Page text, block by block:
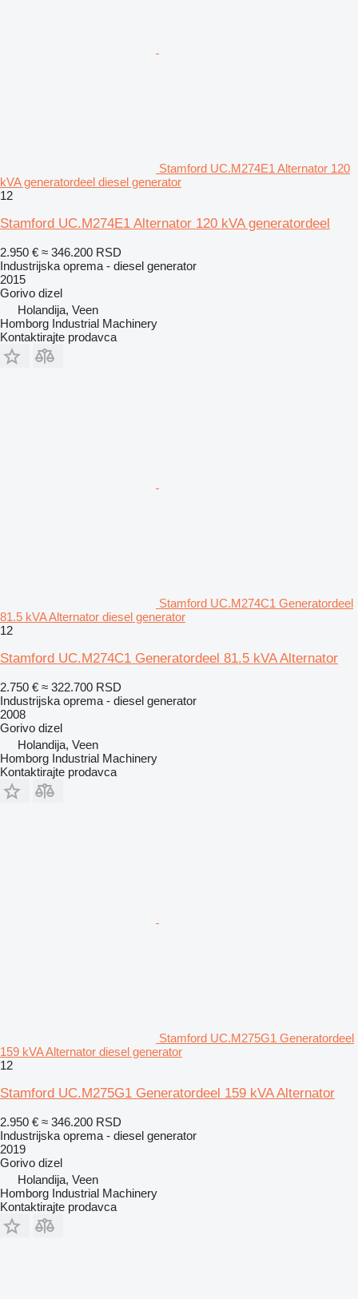
Stamford UC.M274E1 Alternator 120
kVA generatordeel diesel generator
12
Stamford UC.M274E1 Alternator 120 kVA generatordeel
2.950 € ≈ 346.200 RSD
Industrijska oprema - diesel generator
2015
Gorivo dizel
Holandija, Veen
Homborg Industrial Machinery
Kontaktirajte prodavca
Stamford UC.M274C1 Generatordeel
81.5 kVA Alternator diesel generator
12
Stamford UC.M274C1 Generatordeel 81.5 kVA Alternator
2.750 € ≈ 322.700 RSD
Industrijska oprema - diesel generator
2008
Gorivo dizel
Holandija, Veen
Homborg Industrial Machinery
Kontaktirajte prodavca
Stamford UC.M275G1 Generatordeel
159 kVA Alternator diesel generator
12
Stamford UC.M275G1 Generatordeel 159 kVA Alternator
2.950 € ≈ 346.200 RSD
Industrijska oprema - diesel generator
2019
Gorivo dizel
Holandija, Veen
Homborg Industrial Machinery
Kontaktirajte prodavca